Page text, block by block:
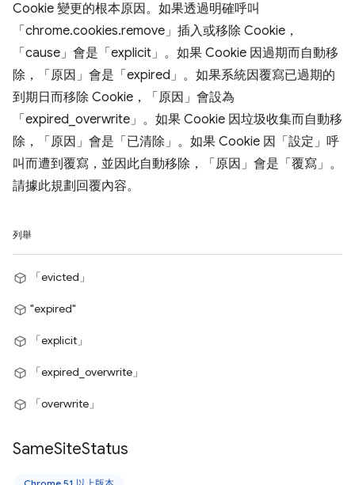
Cookie 變更的根本原因。如果透過明確呼叫
「chrome.cookies.remove」插入或移除 Cookie，
「cause」會是「explicit」。如果 Cookie 因過期而自動移
除，「原因」會是「expired」。如果系統因覆寫已過期的
到期日而移除 Cookie，「原因」會設為
「expired_overwrite」。如果 Cookie 因垃圾收集而自動移
除，「原因」會是「已清除」。如果 Cookie 因「設定」呼
叫而遭到覆寫，並因此自動移除，「原因」會是「覆寫」。
請據此規劃回覆內容。
列舉
「evicted」
"expired"
「explicit」
「expired_overwrite」
「overwrite」
SameSiteStatus